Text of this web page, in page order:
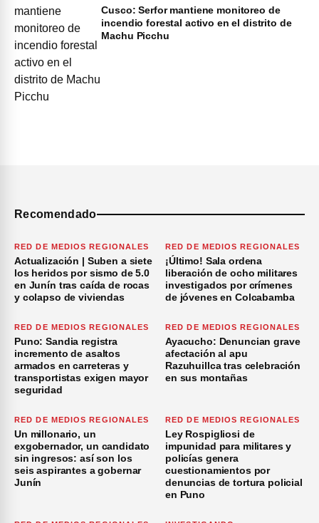
Cusco: Serfor mantiene monitoreo de
incendio forestal activo en el distrito de
Machu Picchu
Recomendado
RED DE MEDIOS REGIONALES
Actualización | Suben a siete
los heridos por sismo de 5.0
en Junín tras caída de rocas
y colapso de viviendas
RED DE MEDIOS REGIONALES
¡Último! Sala ordena
liberación de ocho militares
investigados por crímenes
de jóvenes en Colcabamba
RED DE MEDIOS REGIONALES
Puno: Sandia registra
incremento de asaltos
armados en carreteras y
transportistas exigen mayor
seguridad
RED DE MEDIOS REGIONALES
Ayacucho: Denuncian grave
afectación al apu
Razuhuillca tras celebración
en sus montañas
RED DE MEDIOS REGIONALES
Un millonario, un
exgobernador, un candidato
sin ingresos: así son los
seis aspirantes a gobernar
Junín
RED DE MEDIOS REGIONALES
Ley Rospigliosi de
impunidad para militares y
policías genera
cuestionamientos por
denuncias de tortura policial
en Puno